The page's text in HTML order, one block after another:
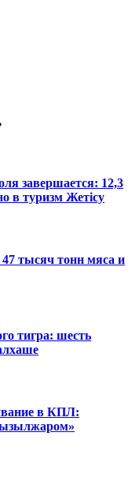
завершается: 12,3
в туризм Жетісу
47 тысяч тонн мяса и
тигра: шесть
в КПЛ: